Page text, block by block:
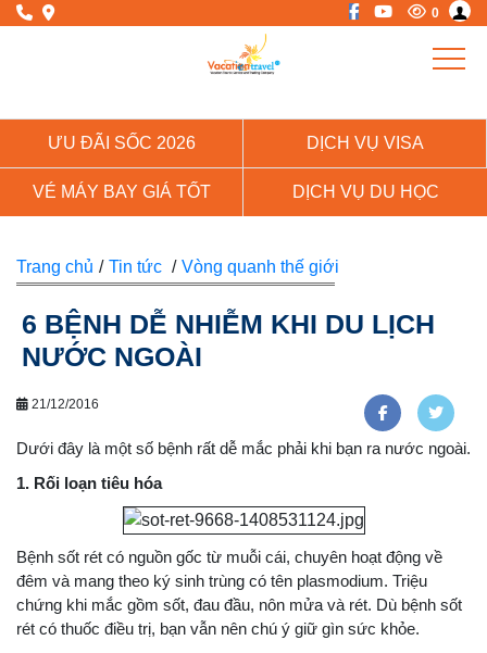
0
ƯU ĐÃI SỐC 2026 DỊCH VỤ VISA
VÉ MÁY BAY GIÁ TỐT DỊCH VỤ DU HỌC
Trang chủ / Tin tức / Vòng quanh thế giới
6 BỆNH DỄ NHIỄM KHI DU LỊCH
NƯỚC NGOÀI
21/12/2016
Dưới đây là một số bệnh rất dễ mắc phải khi bạn ra nước ngoài.
1. Rối loạn tiêu hóa
Bệnh sốt rét có nguồn gốc từ muỗi cái, chuyên hoạt động về
đêm và mang theo ký sinh trùng có tên plasmodium. Triệu
chứng khi mắc gồm sốt, đau đầu, nôn mửa và rét. Dù bệnh sốt
rét có thuốc điều trị, bạn vẫn nên chú ý giữ gìn sức khỏe.